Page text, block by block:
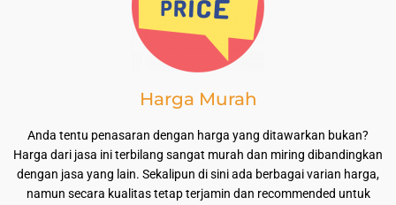
Harga Murah
Anda tentu penasaran dengan harga yang ditawarkan bukan?
Harga dari jasa ini terbilang sangat murah dan miring dibandingkan
dengan jasa yang lain. Sekalipun di sini ada berbagai varian harga,
namun secara kualitas tetap terjamin dan recommended untuk